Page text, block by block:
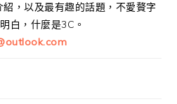
，以及最有趣的話題，不愛贅字
白，什麼是3C。